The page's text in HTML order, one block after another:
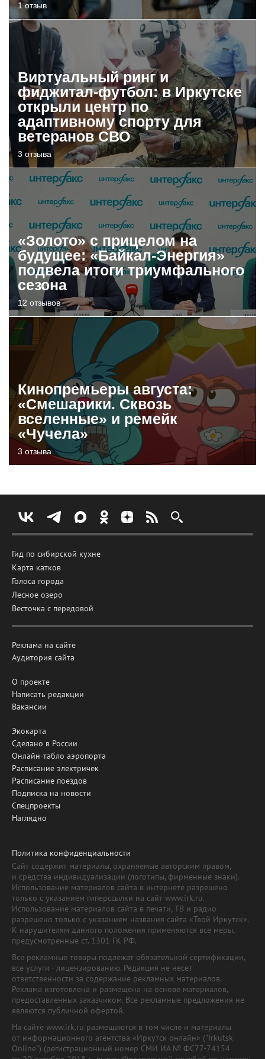
1 отзыв
Виртуальный ринг и
фиджитал-футбол: в Иркутске
открыли центр по
адаптивному спорту для
ветеранов СВО
3 отзыва
«Золото» с прицелом на
будущее: «Байкал-Энергия»
подвела итоги триумфального
сезона
12 отзывов
Кинопремьеры августа:
«Смешарики. Сквозь
вселенные» и ремейк
«Чучела»
3 отзыва
Гид по сибирской кухне
Карта катков
Голоса города
Лесное озеро
Весточка с передовой
Реклама на сайте
Аудитория сайта
О проекте
Написать редакции
Вакансии
Экокарта
Сделано в России
Онлайн-табло аэропорта
Расписание электричек
Расписание поездов
Подписка на новости
Спецпроекты
Наглядно
Политика конфиденциальности
Сайт содержит материалы, охраняемые авторским правом,
и средства индивидуализации (логотипы, фирменные знаки).
Использование материалов сайта в интернете разрешено
только с указанием гиперссылки на сайт www.irk.ru.
Использование материалов сайта в печати, ТВ и радио
разрешено только с указанием названия сайта «Твой Иркутск».
К нарушителям данного положения применяются все меры,
предусмотренные ст. 1301 ГК РФ.
Все рекламные товары подлежат обязательной сертификации,
все услуги - лицензированию. Редакция не несет
ответственности за содержание рекламных материалов.
Реклама изготовлена и размещена на основе материалов,
предоставленных заказчиком. Все рекламные предложения не
являются публичной офертой.
На сайте www.irk.ru размещаются в том числе и материалы
от информационного агентства «Иркутск онлайн» ("Irkutsk
Online") (регистрационный номер СМИ ИА № ФС77-74154